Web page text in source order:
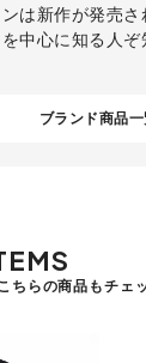
は新作が発売
中心に知る人
ブランド商品
ちらの商品もチェ